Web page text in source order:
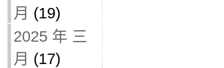
月 (19)
2025 年 三
月 (17)